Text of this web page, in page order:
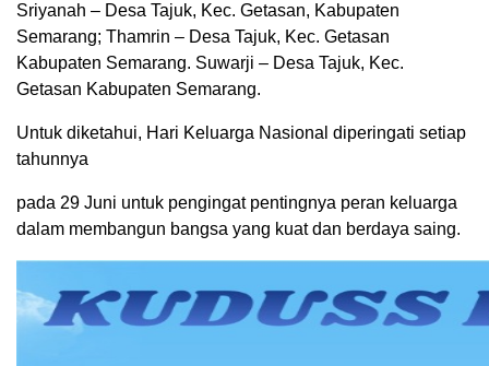
Sriyanah – Desa Tajuk, Kec. Getasan, Kabupaten
Semarang; Thamrin – Desa Tajuk, Kec. Getasan
Kabupaten Semarang. Suwarji – Desa Tajuk, Kec.
Getasan Kabupaten Semarang.
Untuk diketahui, Hari Keluarga Nasional diperingati setiap
tahunnya
pada 29 Juni untuk pengingat pentingnya peran keluarga
dalam membangun bangsa yang kuat dan berdaya saing.